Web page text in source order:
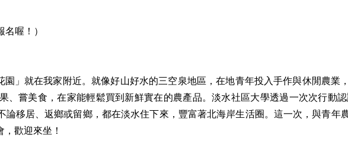
喔！）
」就在我家附近。就像好山好水的三空泉地區，在地青年投入手作與休閒農業
、嘗美食，在家能輕鬆買到新鮮實在的農產品。淡水社區大學透過一次次行動
論移居、返鄉或留鄉，都在淡水住下來，豐富著北海岸生活圈。這一次，與青年
歡迎來坐！